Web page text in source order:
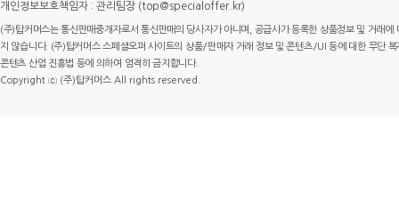
개인정보보호책임자 : 관리팀장 (top@specialoffer.kr)
(주)탑커머스는 통신판매중개자로서 통신판매의 당사자가 아니며, 공급사가 등록한 상품정보 및 거래
지 않습니다. (주)탑커머스 스페셜오퍼 사이트의 상품/판매자 거래 정보 및 콘텐츠/UI 등에 대한 무단
콘텐츠 산업 진흥법 등에 의하여 엄격히 금지합니다.
Copyright ⓒ (주)탑커머스 All rights reserved.